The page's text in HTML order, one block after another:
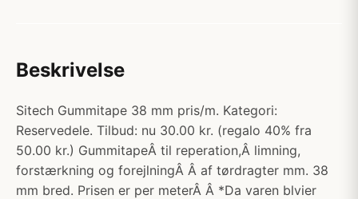
Beskrivelse
Sitech Gummitape 38 mm pris/m. Kategori:
Reservedele. Tilbud: nu 30.00 kr. (regalo 40% fra
50.00 kr.) GummitapeÂ til reperation,Â limning,
forstærkning og forejlningÂ Â af tørdragter mm. 38
mm bred. Prisen er per meterÂ Â *Da varen blvier